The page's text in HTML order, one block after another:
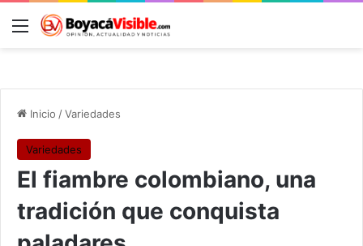
Menú
Inicio /Variedades
Variedades
El fiambre colombiano, una
tradición que conquista